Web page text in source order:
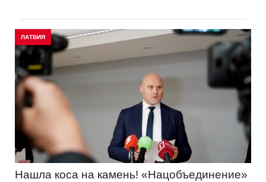
ЛАТВИЯ
Нашла коса на камень! «Нацобъединение»